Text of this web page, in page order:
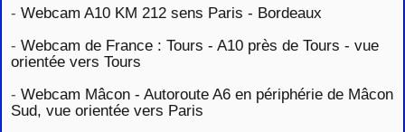
- Webcam A10 KM 212 sens Paris - Bordeaux
- Webcam de France : Tours - A10 près de Tours - vue
orientée vers Tours
- Webcam Mâcon - Autoroute A6 en périphérie de Mâcon
Sud, vue orientée vers Paris